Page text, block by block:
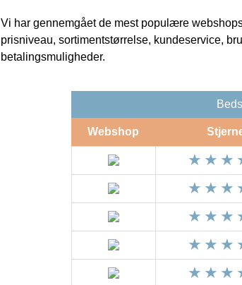
Vi har gennemgået de mest populære
prisniveau, sortimentstørrelse, kundeservice,
betalingsmuligheder.
Webshop